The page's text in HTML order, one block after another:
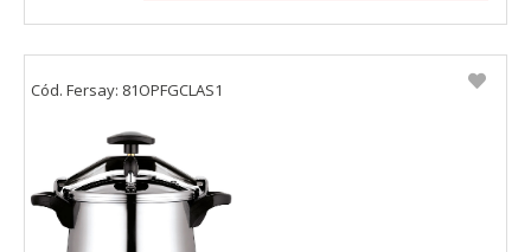
Cód. Fersay: 81OPFGCLAS1